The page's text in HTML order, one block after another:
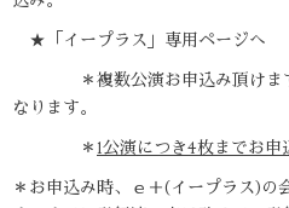
★「イープラス」専用ページへ
＊複数公演お申込み頂けます
なります。
＊1公演につき4枚までお申
＊お申込み時、ｅ＋(イープラス)の